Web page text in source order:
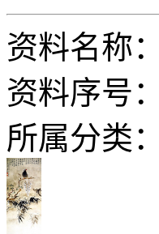
资料名称：
资料序号
所属分类：